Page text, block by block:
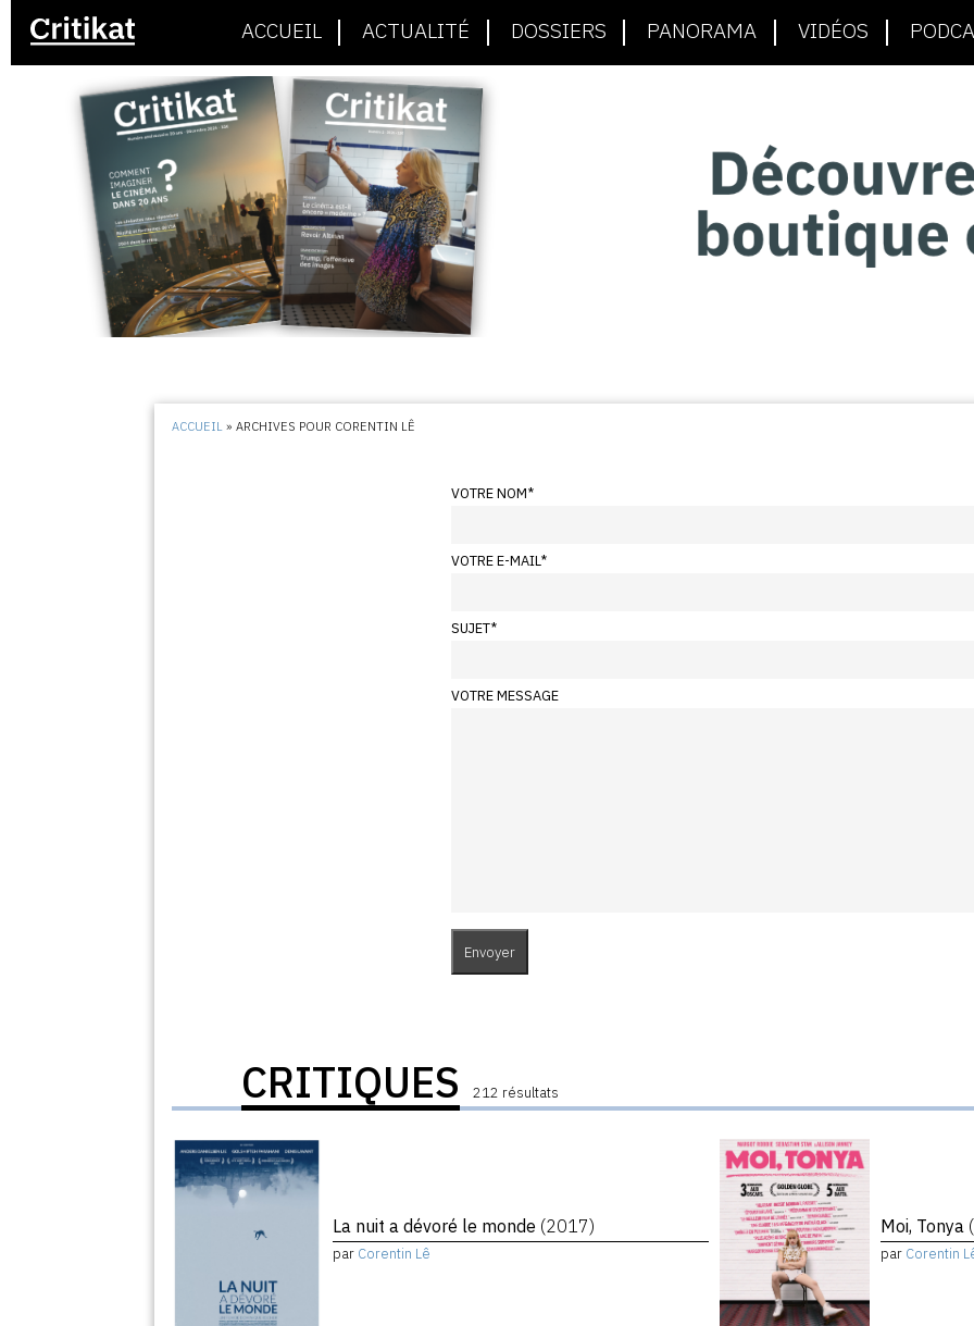
ACCUEIL ACTUALITÉ DOSSIERS PANORAMA VIDÉOS
ACCUEIL »ARCHIVES POUR CORENTIN LÊ
VOTRE NOM*
VOTRE E-MAIL*
SUJET*
VOTRE MESSAGE
CRITIQUES 212 résultats
La nuit a dévoré le monde (2017)
par Corentin Lê
Moi, Tonya
par Corentin